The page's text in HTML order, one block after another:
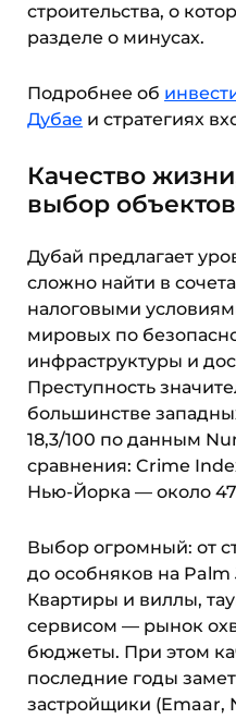
строительства, о
разделе о минусах.
Подробнее об
Дубае и стратегиях
Качество
выбор объектов
Дубай предлагает
сложно найти в
налоговыми
мировых по
инфраструктуры и
Преступность
большинстве
18,3/100 по данным
сравнения: Crime
Нью-Йорка — около
Выбор огромный: от
до особняков на Palm
Квартиры и виллы,
сервисом — рынок
бюджеты. При этом
последние годы
застройщики (Emaar,